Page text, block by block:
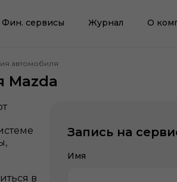
Фин. сервисы Журнал О
автомобиля
Mazda
в
Запись на
Имя